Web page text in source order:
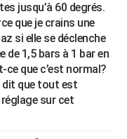
jusqu’à 60 degrés.
que je crains une
si elle se déclenche
1,5 bars à 1 bar en
ce que c’est normal?
dit que tout est
sur cet